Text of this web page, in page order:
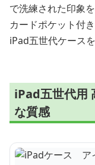
で洗練された印象
カードポケット付
iPad五世代ケース
iPad五世代用
な質感